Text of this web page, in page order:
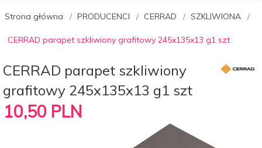
Strona główna PRODUCENCI CERRAD SZKLIWIONA
CERRAD parapet szkliwiony grafitowy 245x135x13 g1 szt
CERRAD parapet szkliwiony
grafitowy 245x135x13 g1 szt
10,50 PLN